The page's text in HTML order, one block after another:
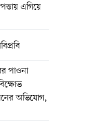
এগিয়ে
পাওনা
অভিযোগ,